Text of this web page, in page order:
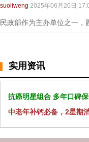
suoliweng 2025年06月20日
民政部作为主办单位之一
实用资讯
抗癌明星组合 多年口碑
中老年补钙必备，2星期